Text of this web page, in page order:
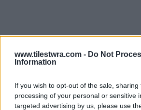
www.tilestwra.com - Do Not
Information
If you wish to opt-out of the sale,
processing of your personal or sensitive
targeted advertising by us, please use